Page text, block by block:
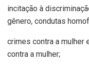
incitação à
gênero, condutas
crimes contra a mulher
contra a mulher;